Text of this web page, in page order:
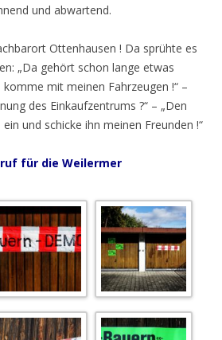
und abwartend.
Ottenhausen ! Da sprühte es
„Da gehört schon lange etwas
mit meinen Fahrzeugen !“ –
des Einkaufzentrums ?“ – „Den
und schicke ihn meinen Freunden !“
für die Weilermer